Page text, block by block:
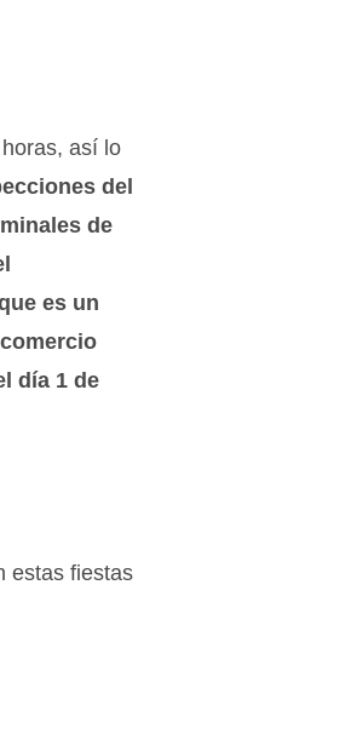
así lo
del
de
es un
día 1 de
estas fiestas